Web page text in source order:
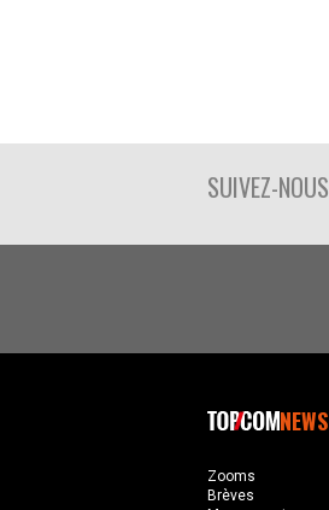
SUIVEZ-NOUS
NEWS
Zooms
Brèves